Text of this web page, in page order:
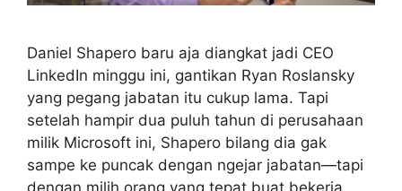
LinkedIn minggu ini, gantikan Ryan Roslansky
yang pegang jabatan itu cukup lama. Tapi
setelah hampir dua puluh tahun di perusahaan
milik Microsoft ini, Shapero bilang dia gak
sampe ke puncak dengan ngejar jabatan—tapi
dengan milih orang yang tepat buat bekerja
sama. “Keputusan karier terbaik yang pernah